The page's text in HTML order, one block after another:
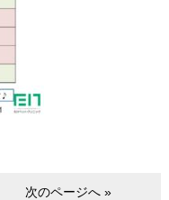
次のページへ »